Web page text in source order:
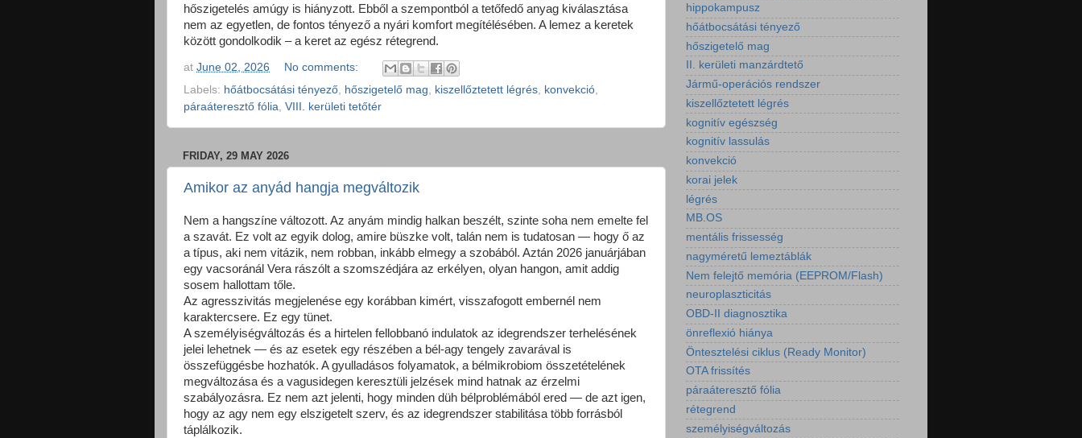
hőszigetelés amúgy is hiányzott. Ebből a szempontból a tetőfedő anyag kiválasztása
nem az egyetlen, de fontos tényező a nyári komfort megítélésében. A lemez a keretek
között gondolkodik – a keret az egész rétegrend.
at June 02, 2026
No comments:
Labels: hőátbocsátási tényező hőszigetelő mag kiszellőztetett légrés konvekció
páraáteresztő fólia VIII. kerületi tetőtér
FRIDAY, 29 MAY 2026
Amikor az anyád hangja megváltozik
Nem a hangszíne változott. Az anyám mindig halkan beszélt, szinte soha nem emelte fel
a szavát. Ez volt az egyik dolog, amire büszke volt, talán nem is tudatosan — hogy ő az
a típus, aki nem vitázik, nem robban, inkább elmegy a szobából. Aztán 2026 januárjában
egy vacsoránál Vera rászólt a szomszédjára az erkélyen, olyan hangon, amit addig
sosem hallottam tőle.
Az agresszivitás megjelenése egy korábban kimért, visszafogott embernél nem
karaktercsere. Ez egy tünet.
A személyiségváltozás és a hirtelen fellobbanó indulatok az idegrendszer terhelésének
jelei lehetnek — és az esetek egy részében a bél-agy tengely zavarával is
összefüggésbe hozhatók. A gyulladásos folyamatok, a bélmikrobiom összetételének
megváltozása és a vagusidegen keresztüli jelzések mind hatnak az érzelmi
szabályozásra. Ez nem azt jelenti, hogy minden düh bélproblémából ered — de azt igen,
hogy az agy nem egy elszigetelt szerv, és az idegrendszer stabilitása több forrásból
táplálkozik.
hippokampusz
hőátbocsátási tényező
hőszigetelő mag
II. kerületi manzárdtető
Jármű-operációs rendszer
kiszellőztetett légrés
kognitív egészség
kognitív lassulás
konvekció
korai jelek
légrés
MB.OS
mentális frissesség
nagyméretű lemeztáblák
Nem felejtő memória (EEPROM/Flash)
neuroplaszticitás
OBD-II diagnosztika
önreflexió hiánya
Öntesztelési ciklus (Ready Monitor)
OTA frissítés
páraáteresztő fólia
rétegrend
személyiségváltozás